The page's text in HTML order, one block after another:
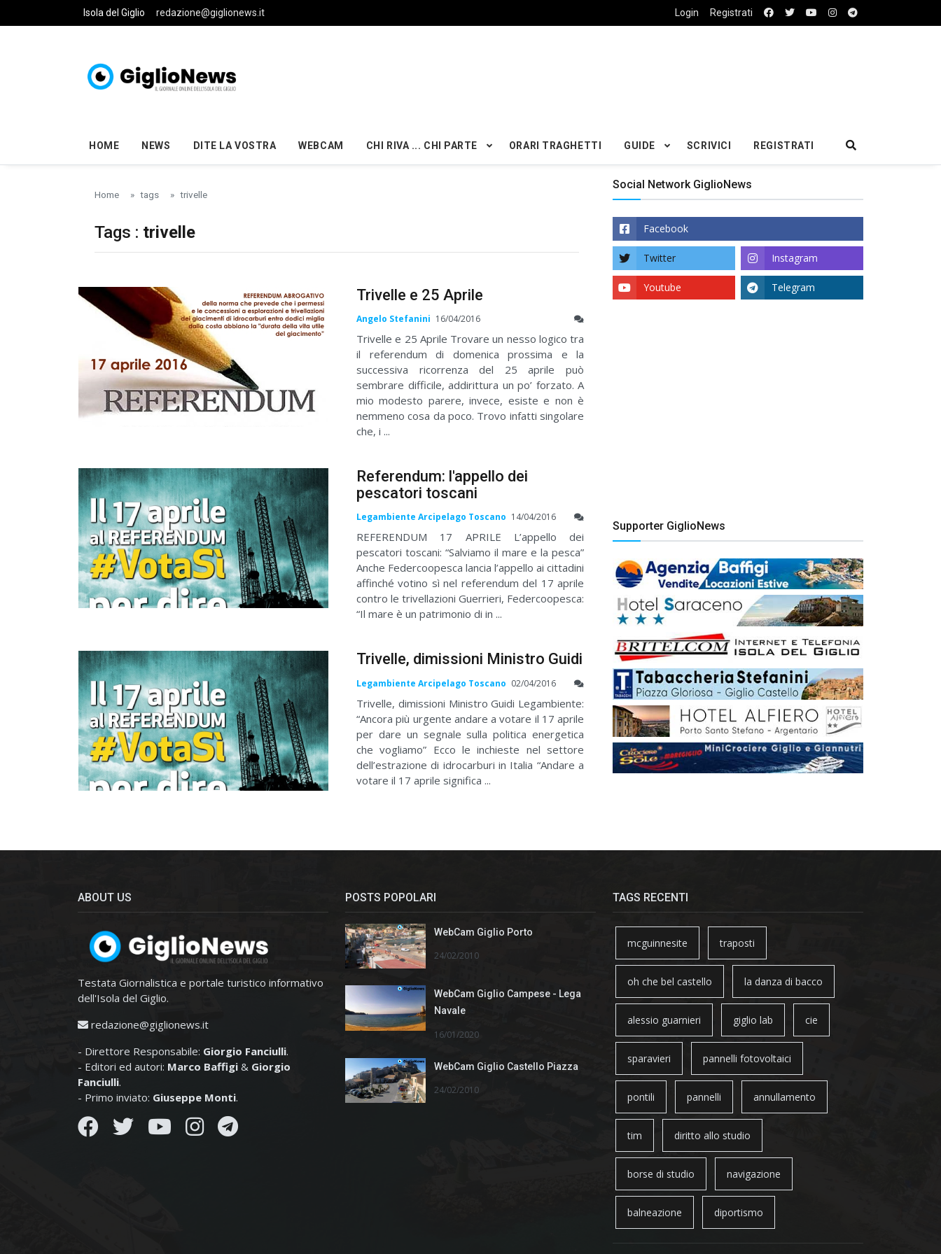
Skip to main content
Isola del Giglio redazione@giglionews.it Login Registrati
HOME NEWS DITE LA VOSTRA WEBCAM CHI RIVA ... CHI PARTE ORARI TRAGHETTI GUIDE SCRIVICI REGISTRATI
Home tags trivelle
Tags : trivelle
Trivelle e 25 Aprile
Angelo Stefanini 16/04/2016
Trivelle e 25 Aprile Trovare un nesso logico tra
il referendum di domenica prossima e la
successiva ricorrenza del 25 aprile può
sembrare difficile, addirittura un po’ forzato. A
mio modesto parere, invece, esiste e non è
nemmeno cosa da poco. Trovo infatti singolare
che, i ...
Referendum: l'appello dei
pescatori toscani
Legambiente Arcipelago Toscano 14/04/2016
REFERENDUM 17 APRILE L’appello dei
pescatori toscani: “Salviamo il mare e la pesca”
Anche Federcoopesca lancia l’appello ai cittadini
affinché votino sì nel referendum del 17 aprile
contro le trivellazioni Guerrieri, Federcoopesca:
“Il mare è un patrimonio di in ...
Trivelle, dimissioni Ministro Guidi
Legambiente Arcipelago Toscano 02/04/2016
Trivelle, dimissioni Ministro Guidi Legambiente:
“Ancora più urgente andare a votare il 17 aprile
per dare un segnale sulla politica energetica
che vogliamo” Ecco le inchieste nel settore
dell’estrazione di idrocarburi in Italia “Andare a
votare il 17 aprile significa ...
Social Network GiglioNews
Facebook
Twitter Instagram
Youtube Telegram
Supporter GiglioNews
ABOUT US
Testata Giornalistica e portale turistico informativo
dell'Isola del Giglio.
redazione@giglionews.it
- Direttore Responsabile: Giorgio Fanciulli.
- Editori ed autori: Marco Baffigi & Giorgio
Fanciulli.
- Primo inviato: Giuseppe Monti.
POSTS POPOLARI
WebCam Giglio Porto
24/02/2010
WebCam Giglio Campese - Lega
Navale
16/01/2020
WebCam Giglio Castello Piazza
24/02/2010
TAGS RECENTI
mcguinnesite traposti
oh che bel castello la danza di bacco
alessio guarnieri giglio lab cie
sparavieri pannelli fotovoltaici
pontili pannelli annullamento
tim diritto allo studio
borse di studio navigazione
balneazione diportismo